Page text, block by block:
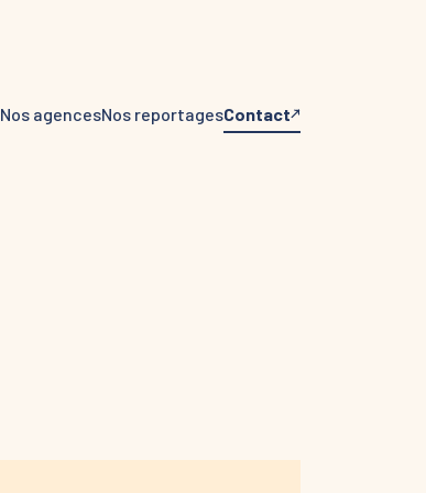
Nos agencesNos reportagesContact